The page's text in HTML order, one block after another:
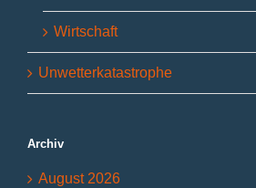
Wirtschaft
Unwetterkatastrophe
Archiv
August 2026